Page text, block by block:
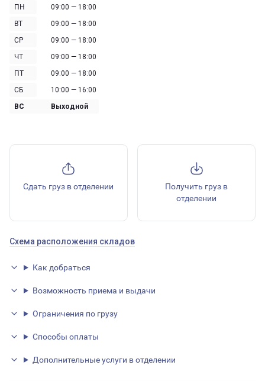
ПН
09:00 — 18:00
ВТ
09:00 — 18:00
СР
09:00 — 18:00
ЧТ
09:00 — 18:00
ПТ
09:00 — 18:00
СБ
10:00 — 16:00
ВС
Выходной
Сдать груз в отделении
Получить груз в
отделении
Схема расположения складов
Как добраться
Возможность приема и выдачи
Ограничения по грузу
Способы оплаты
Дополнительные услуги в отделении